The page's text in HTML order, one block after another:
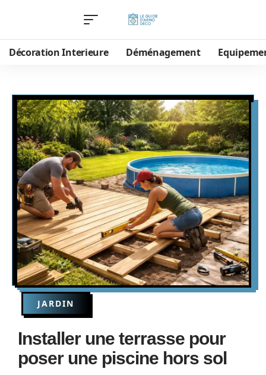
Décoration Interieure Déménagement
JARDIN
Installer une terrasse pour
poser une piscine hors sol